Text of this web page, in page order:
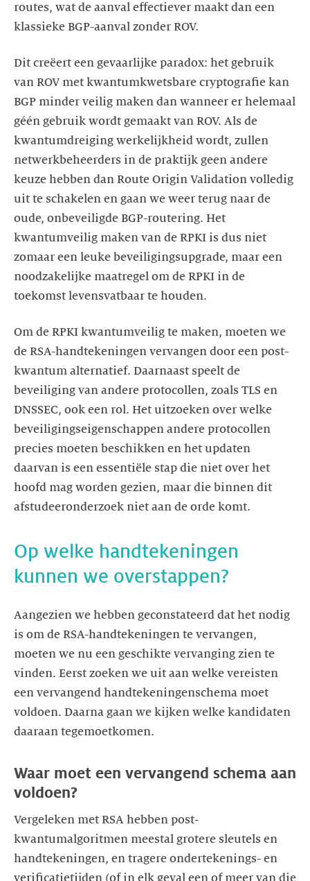
routes, wat de aanval effectiever maakt dan een
klassieke BGP-aanval zonder ROV.
Dit creëert een gevaarlijke paradox: het gebruik
van ROV met kwantumkwetsbare cryptografie kan
BGP minder veilig maken dan wanneer er helemaal
géén gebruik wordt gemaakt van ROV. Als de
kwantumdreiging werkelijkheid wordt, zullen
netwerkbeheerders in de praktijk geen andere
keuze hebben dan Route Origin Validation volledig
uit te schakelen en gaan we weer terug naar de
oude, onbeveiligde BGP-routering. Het
kwantumveilig maken van de RPKI is dus niet
zomaar een leuke beveiligingsupgrade, maar een
noodzakelijke maatregel om de RPKI in de
toekomst levensvatbaar te houden.
Om de RPKI kwantumveilig te maken, moeten we
de RSA-handtekeningen vervangen door een post-
kwantum alternatief. Daarnaast speelt de
beveiliging van andere protocollen, zoals TLS en
DNSSEC, ook een rol. Het uitzoeken over welke
beveiligingseigenschappen andere protocollen
precies moeten beschikken en het updaten
daarvan is een essentiële stap die niet over het
hoofd mag worden gezien, maar die binnen dit
afstudeeronderzoek niet aan de orde komt.
Op welke handtekeningen
kunnen we overstappen?
Aangezien we hebben geconstateerd dat het nodig
is om de RSA-handtekeningen te vervangen,
moeten we nu een geschikte vervanging zien te
vinden. Eerst zoeken we uit aan welke vereisten
een vervangend handtekeningenschema moet
voldoen. Daarna gaan we kijken welke kandidaten
daaraan tegemoetkomen.
Waar moet een vervangend schema aan
voldoen?
Vergeleken met RSA hebben post-
kwantumalgoritmen meestal grotere sleutels en
handtekeningen, en tragere ondertekenings- en
verificatietijden (of in elk geval een of meer van die